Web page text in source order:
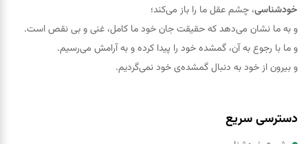
خودشناسی، چشم عقل ما را باز می‌کند؛
و به ما نشان می‌دهد که حقيقت جان خود ما کامل، غنی و بی نقص است.
و ما با رجوع به آن، گمشده خود را پيدا کرده و به آرامش می‌رسیم.
و بیرون از خود به دنبال گمشده‌ی خود نمی‌گردیم.
دسترسی سریع